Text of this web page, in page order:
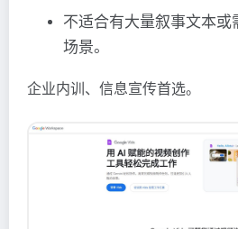
不适合有大量叙事文本或
场景。
企业内训、信息宣传首选。